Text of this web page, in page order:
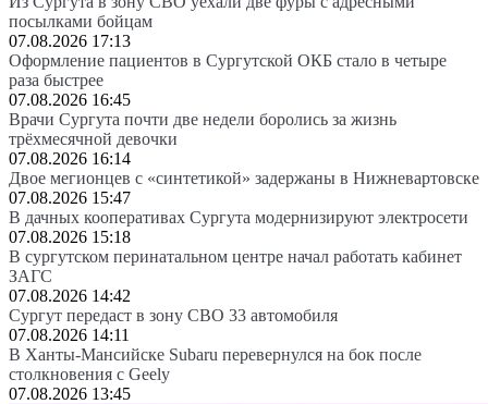
посылками бойцам
07.08.2026 17:13
Оформление пациентов в Сургутской ОКБ стало в четыре
раза быстрее
07.08.2026 16:45
Врачи Сургута почти две недели боролись за жизнь
трёхмесячной девочки
07.08.2026 16:14
Двое мегионцев с «синтетикой» задержаны в Нижневартовске
07.08.2026 15:47
В дачных кооперативах Сургута модернизируют электросети
07.08.2026 15:18
В сургутском перинатальном центре начал работать кабинет
ЗАГС
07.08.2026 14:42
Сургут передаст в зону СВО 33 автомобиля
07.08.2026 14:11
В Ханты-Мансийске Subaru перевернулся на бок после
столкновения с Geely
07.08.2026 13:45